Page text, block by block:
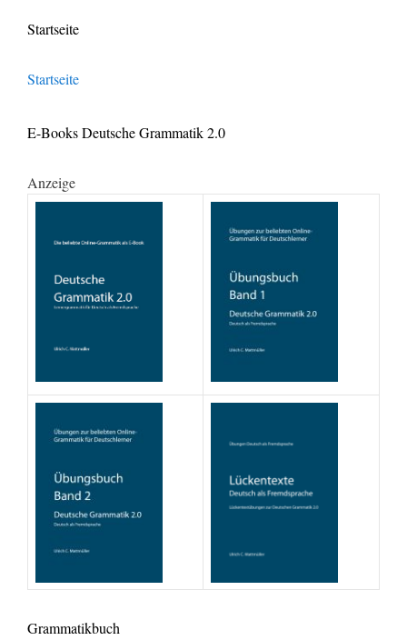
Startseite
Startseite
E-Books Deutsche Grammatik 2.0
Anzeige
Grammatikbuch